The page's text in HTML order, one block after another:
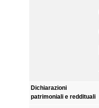
Dichiarazioni
patrimoniali e reddituali